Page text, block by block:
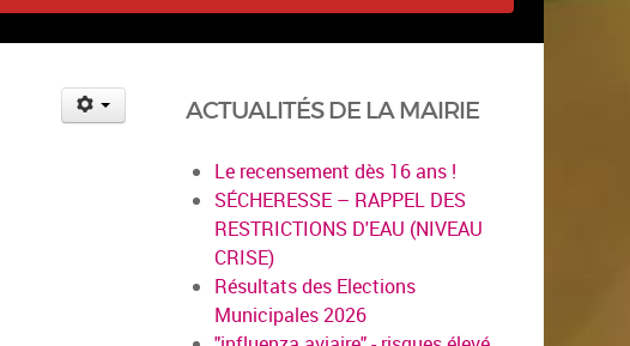
ACTUALITÉS DE LA MAIRIE
Le recensement dès 16 ans !
SÉCHERESSE – RAPPEL DES
RESTRICTIONS D'EAU (NIVEAU
CRISE)
Résultats des Elections
Municipales 2026